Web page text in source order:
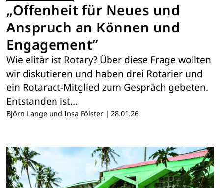
„Offenheit für Neues und
Anspruch an Können und
Engagement“
Wie elitär ist Rotary? Über diese Frage wollten
wir diskutieren und haben drei Rotarier und
ein Rotaract-Mitglied zum Gespräch gebeten.
Entstanden ist…
Björn Lange und Insa Fölster | 28.01.26